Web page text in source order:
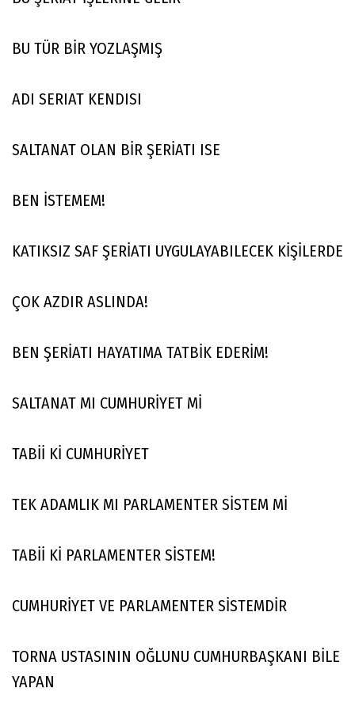
BU TÜR BİR YOZLAŞMIŞ
ADI SERIAT KENDISI
SALTANAT OLAN BİR ŞERİATI ISE
BEN İSTEMEM!
KATIKSIZ SAF ŞERİATI UYGULAYABILECEK KİŞİLERDE
ÇOK AZDIR ASLINDA!
BEN ŞERİATI HAYATIMA TATBİK EDERİM!
SALTANAT MI CUMHURİYET Mİ
TABİİ Kİ CUMHURİYET
TEK ADAMLIK MI PARLAMENTER SİSTEM Mİ
TABİİ Kİ PARLAMENTER SİSTEM!
CUMHURİYET VE PARLAMENTER SİSTEMDİR
TORNA USTASININ OĞLUNU CUMHURBAŞKANI BİLE
YAPAN